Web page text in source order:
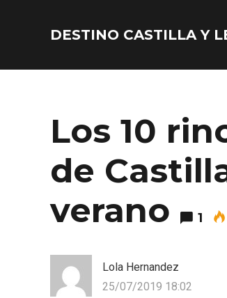
DESTINO CASTILLA Y
Los 10
de
verano
1
Lola Hernandez
25/07/2019 18:02
Nombre de usuario o correo
Contraseña
Recuérdame